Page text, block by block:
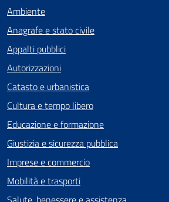
Ambiente
Anagrafe e stato civile
Appalti pubblici
Autorizzazioni
Catasto e urbanistica
Cultura e tempo libero
Educazione e formazione
Giustizia e sicurezza pubblica
Imprese e commercio
Mobilità e trasporti